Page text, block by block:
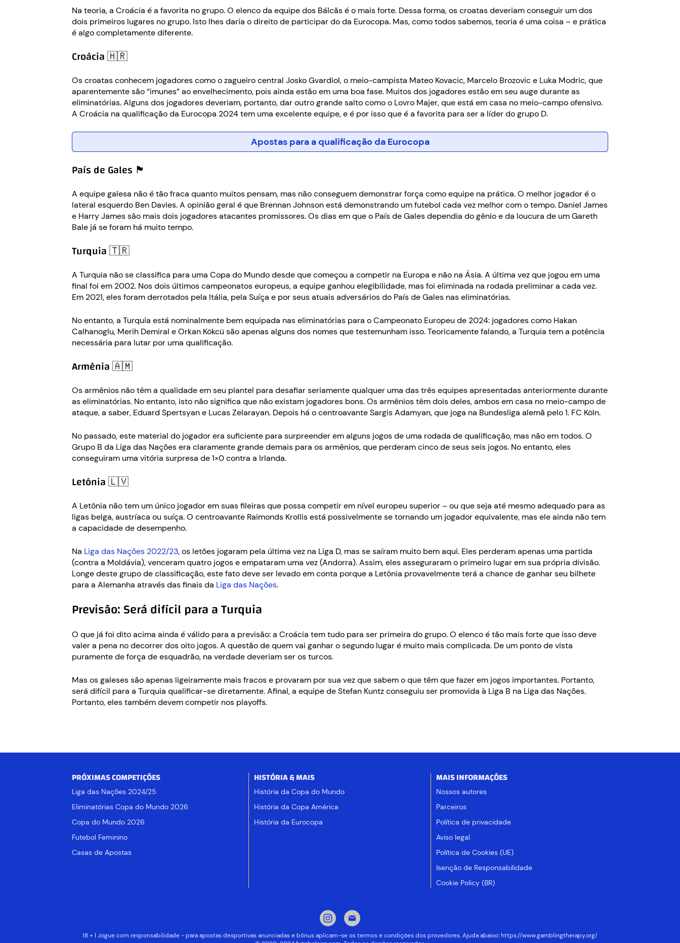
Na teoria, a Croácia é a favorita no grupo. O elenco da equipe dos Bálcãs é o mais forte. Dessa forma, os croatas deveriam conseguir um dos
dois primeiros lugares no grupo. Isto lhes daria o direito de participar do da Eurocopa. Mas, como todos sabemos, teoria é uma coisa – e prática
é algo completamente diferente.
Croácia 🇭🇷
Os croatas conhecem jogadores como o zagueiro central Josko Gvardiol, o meio-campista Mateo Kovacic, Marcelo Brozovic e Luka Modric, que
aparentemente são “imunes” ao envelhecimento, pois ainda estão em uma boa fase. Muitos dos jogadores estão em seu auge durante as
eliminatórias. Alguns dos jogadores deveriam, portanto, dar outro grande salto como o Lovro Majer, que está em casa no meio-campo ofensivo.
A Croácia na qualificação da Eurocopa 2024 tem uma excelente equipe, e é por isso que é a favorita para ser a líder do grupo D.
Apostas para a qualificação da Eurocopa
País de Gales 🏴󠁧󠁢󠁷󠁬󠁳󠁿
A equipe galesa não é tão fraca quanto muitos pensam, mas não conseguem demonstrar força como equipe na prática. O melhor jogador é o
lateral esquerdo Ben Davies. A opinião geral é que Brennan Johnson está demonstrando um futebol cada vez melhor com o tempo. Daniel James
e Harry James são mais dois jogadores atacantes promissores. Os dias em que o País de Gales dependia do gênio e da loucura de um Gareth
Bale já se foram há muito tempo.
Turquia 🇹🇷
A Turquia não se classifica para uma Copa do Mundo desde que começou a competir na Europa e não na Ásia. A última vez que jogou em uma
final foi em 2002. Nos dois últimos campeonatos europeus, a equipe ganhou elegibilidade, mas foi eliminada na rodada preliminar a cada vez.
Em 2021, eles foram derrotados pela Itália, pela Suíça e por seus atuais adversários do País de Gales nas eliminatórias.
No entanto, a Turquia está nominalmente bem equipada nas eliminatórias para o Campeonato Europeu de 2024: jogadores como Hakan
Calhanoglu, Merih Demiral e Orkan Kökcü são apenas alguns dos nomes que testemunham isso. Teoricamente falando, a Turquia tem a potência
necessária para lutar por uma qualificação.
Armênia 🇦🇲
Os armênios não têm a qualidade em seu plantel para desafiar seriamente qualquer uma das três equipes apresentadas anteriormente durante
as eliminatórias. No entanto, isto não significa que não existam jogadores bons. Os armênios têm dois deles, ambos em casa no meio-campo de
ataque, a saber, Eduard Spertsyan e Lucas Zelarayan. Depois há o centroavante Sargis Adamyan, que joga na Bundesliga alemã pelo 1. FC Köln.
No passado, este material do jogador era suficiente para surpreender em alguns jogos de uma rodada de qualificação, mas não em todos. O
Grupo B da Liga das Nações era claramente grande demais para os armênios, que perderam cinco de seus seis jogos. No entanto, eles
conseguiram uma vitória surpresa de 1×0 contra a Irlanda.
Letônia 🇱🇻
A Letônia não tem um único jogador em suas fileiras que possa competir em nível europeu superior – ou que seja até mesmo adequado para as
ligas belga, austríaca ou suíça. O centroavante Raimonds Krollis está possivelmente se tornando um jogador equivalente, mas ele ainda não tem
a capacidade de desempenho.
Na Liga das Nações 2022/23, os letões jogaram pela última vez na Liga D, mas se saíram muito bem aqui. Eles perderam apenas uma partida
(contra a Moldávia), venceram quatro jogos e empataram uma vez (Andorra). Assim, eles asseguraram o primeiro lugar em sua própria divisão.
Longe deste grupo de classificação, este fato deve ser levado em conta porque a Letônia provavelmente terá a chance de ganhar seu bilhete
para a Alemanha através das finais da Liga das Nações.
Previsão: Será difícil para a Turquia
O que já foi dito acima ainda é válido para a previsão: a Croácia tem tudo para ser primeira do grupo. O elenco é tão mais forte que isso deve
valer a pena no decorrer dos oito jogos. A questão de quem vai ganhar o segundo lugar é muito mais complicada. De um ponto de vista
puramente de força de esquadrão, na verdade deveriam ser os turcos.
Mas os galeses são apenas ligeiramente mais fracos e provaram por sua vez que sabem o que têm que fazer em jogos importantes. Portanto,
será difícil para a Turquia qualificar-se diretamente. Afinal, a equipe de Stefan Kuntz conseguiu ser promovida à Liga B na Liga das Nações.
Portanto, eles também devem competir nos playoffs.
PRÓXIMAS COMPETIÇÕES
Liga das Nações 2024/25
Eliminatórias Copa do Mundo 2026
Copa do Mundo 2026
Futebol Feminino
Casas de Apostas
HISTÓRIA & MAIS
História da Copa do Mundo
História da Copa América
História da Eurocopa
MAIS INFORMAÇÕES
Nossos autores
Parceiros
Política de privacidade
Aviso legal
Política de Cookies (UE)
Isenção de Responsabilidade
Cookie Policy (BR)
18 + | Jogue com responsabilidade - para apostas desportivas anunciadas e bônus aplicam-se os termos e condições dos provedores. Ajuda abaixo:https://www.gamblingtherapy.org/